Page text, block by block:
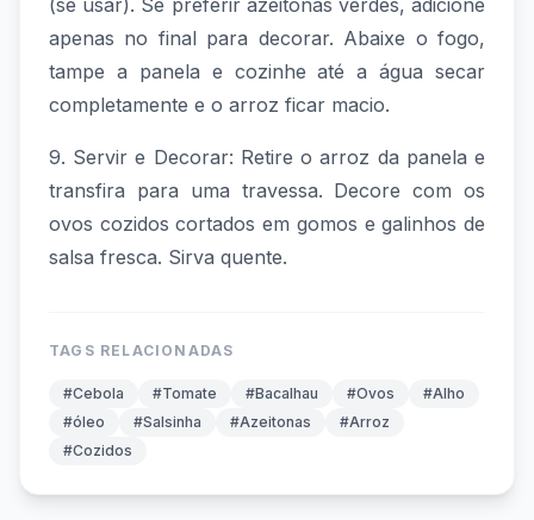
(se usar). Se preferir azeitonas verdes, adicione
apenas no final para decorar. Abaixe o fogo,
tampe a panela e cozinhe até a água secar
completamente e o arroz ficar macio.
9. Servir e Decorar: Retire o arroz da panela e
transfira para uma travessa. Decore com os
ovos cozidos cortados em gomos e galinhos de
salsa fresca. Sirva quente.
TAGS RELACIONADAS
#Cebola #Tomate #Bacalhau #Ovos
#Alho
#óleo
#Salsinha #Azeitonas
#Arroz
#Cozidos